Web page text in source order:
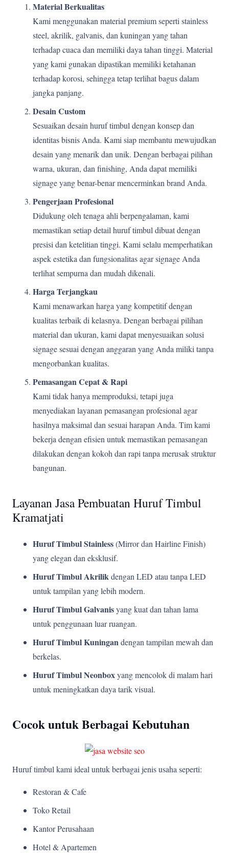
Material Berkualitas
Kami menggunakan material premium seperti stainless
steel, akrilik, galvanis, dan kuningan yang tahan
terhadap cuaca dan memiliki daya tahan tinggi. Material
yang kami gunakan dipastikan memiliki ketahanan
terhadap korosi, sehingga tetap terlihat bagus dalam
jangka panjang.
Desain Custom
Sesuaikan desain huruf timbul dengan konsep dan
identitas bisnis Anda. Kami siap membantu mewujudkan
desain yang menarik dan unik. Dengan berbagai pilihan
warna, ukuran, dan finishing, Anda dapat memiliki
signage yang benar-benar mencerminkan brand Anda.
Pengerjaan Profesional
Didukung oleh tenaga ahli berpengalaman, kami
memastikan setiap detail huruf timbul dibuat dengan
presisi dan ketelitian tinggi. Kami selalu memperhatikan
aspek estetika dan fungsionalitas agar signage Anda
terlihat sempurna dan mudah dikenali.
Harga Terjangkau
Kami menawarkan harga yang kompetitif dengan
kualitas terbaik di kelasnya. Dengan berbagai pilihan
material dan ukuran, kami dapat menyesuaikan solusi
signage sesuai dengan anggaran yang Anda miliki tanpa
mengorbankan kualitas.
Pemasangan Cepat & Rapi
Kami tidak hanya memproduksi, tetapi juga
menyediakan layanan pemasangan profesional agar
hasilnya maksimal dan sesuai harapan Anda. Tim kami
bekerja dengan efisien untuk memastikan pemasangan
dilakukan dengan kokoh dan rapi tanpa merusak struktur
bangunan.
Layanan Jasa Pembuatan Huruf Timbul
Kramatjati
Huruf Timbul Stainless(Mirror dan Hairline Finish)
yang elegan dan eksklusif.
Huruf Timbul Akrilikdengan LED atau tanpa LED
untuk tampilan yang lebih modern.
Huruf Timbul Galvanisyang kuat dan tahan lama
untuk penggunaan luar ruangan.
Huruf Timbul Kuningandengan tampilan mewah dan
berkelas.
Huruf Timbul Neonboxyang mencolok di malam hari
untuk meningkatkan daya tarik visual.
Cocok untuk Berbagai Kebutuhan
Huruf timbul kami ideal untuk berbagai jenis usaha seperti:
Restoran & Cafe
Toko Retail
Kantor Perusahaan
Hotel & Apartemen